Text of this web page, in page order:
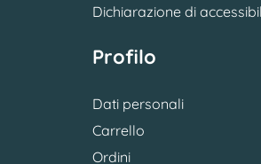
Dichiarazione di
Profilo
Dati personali
Carrello
Ordini